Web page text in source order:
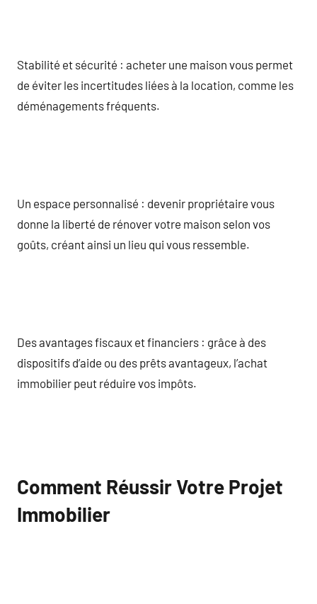
Stabilité et sécurité : acheter une maison vous permet
de éviter les incertitudes liées à la location, comme les
déménagements fréquents.
Un espace personnalisé : devenir propriétaire vous
donne la liberté de rénover votre maison selon vos
goûts, créant ainsi un lieu qui vous ressemble.
Des avantages fiscaux et financiers : grâce à des
dispositifs d’aide ou des prêts avantageux, l’achat
immobilier peut réduire vos impôts.
Comment Réussir Votre Projet
Immobilier